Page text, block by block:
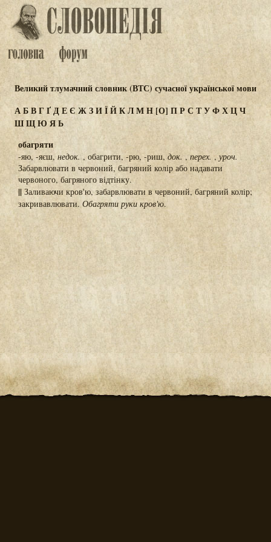
Великий тлумачний словник (ВТС) сучасної української мови
АБВГҐДЕЄ ЖЗИЇЙКЛМН[О] ПР СТУФХЦЧ
ШЩЮЯЬ
обагряти
-яю, -яєш, недок. , обагрити, -рю, -риш, док. , перех. ,уроч.
Забарвлювати в червоний, багряний колір або надавати
червоного, багряного відтінку.
|| Заливаючи кров'ю, забарвлювати в червоний, багряний колір;
закривавлювати. Обагряти руки кров'ю.